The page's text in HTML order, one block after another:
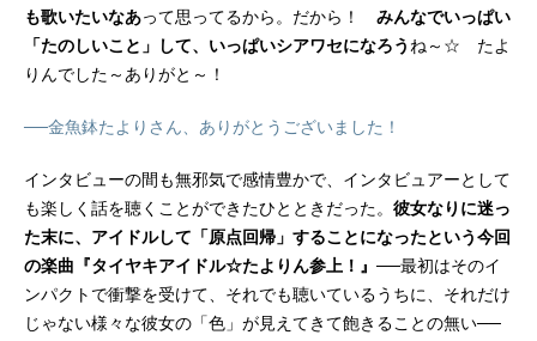
も歌いたいなあって思ってるから。だから！ みんなでいっぱい
「たのしいこと」して、いっぱいシアワセになろう ね～☆ たよ
りんでした～ありがと～！
──金魚鉢たよりさん、ありがとうございました！
インタビューの間も無邪気で感情豊かで、インタビュアーとして
も楽しく話を聴くことができたひとときだった。 彼女なりに迷っ
た末に、アイドルして「原点回帰」することになったという今回
の楽曲『タイヤキアイドル☆たよりん参上！』 ──最初はそのイ
ンパクトで衝撃を受けて、それでも聴いているうちに、それだけ
じゃない様々な彼女の「色」が見えてきて飽きることの無い──